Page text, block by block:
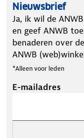
Nieuwsbrief
Ja, ik wil de
en geef ANWB
benaderen over
ANWB
*Alleen voor leden
E-mailadres